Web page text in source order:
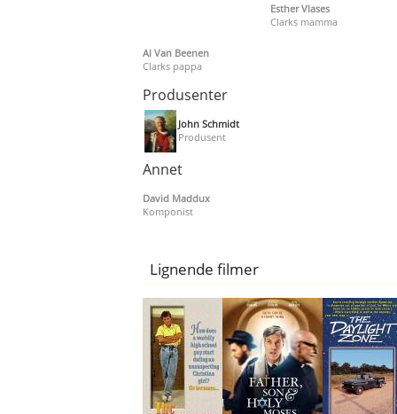
Esther Vlases
Clarks mamma
Al Van Beenen
Clarks pappa
Produsenter
John Schmidt
Produsent
Annet
David Maddux
Komponist
Lignende filmer